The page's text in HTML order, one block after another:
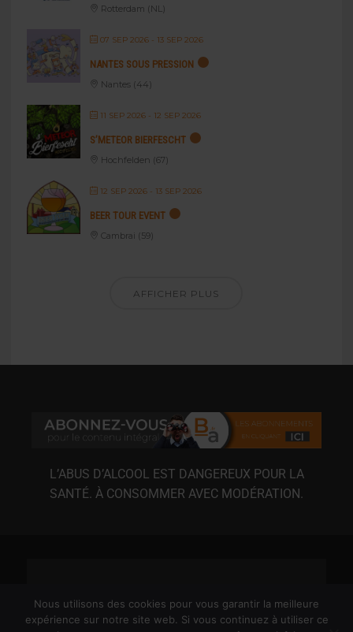
Rotterdam (NL)
07 SEP 2026- 13 SEP 2026
NANTES SOUS PRESSION
Nantes (44)
11 SEP 2026- 12 SEP 2026
S’METEOR BIERFESCHT
Hochfelden (67)
12 SEP 2026- 13 SEP 2026
BEER TOUR EVENT
Cambrai (59)
AFFICHER PLUS
L’ABUS D’ALCOOL EST DANGEREUX POUR LA
SANTÉ. À CONSOMMER AVEC MODÉRATION.
Nous utilisons des cookies pour vous garantir la meilleure
expérience sur notre site web. Si vous continuez à utiliser ce